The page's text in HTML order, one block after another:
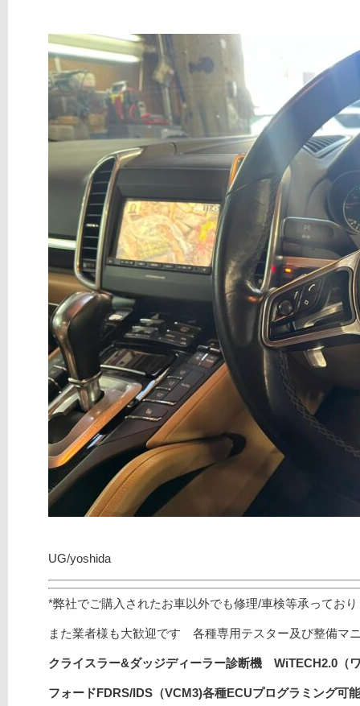
UG/yoshida
*弊社でご購入されたお車以外でも修理/車検等承ってお
また業者様も大歓迎です 各種専用テスター及び整備マ
クライスラー&ダッジディーラー診断機 WiTECH2.0（
フォードFDRS/IDS（VCM3)各種ECUプログラミング可